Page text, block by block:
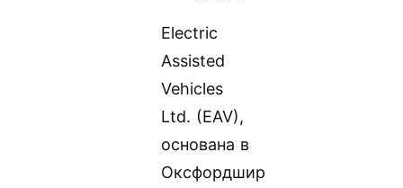
Electric
Assisted
Vehicles
Ltd. (EAV),
основана в
Оксфордшир